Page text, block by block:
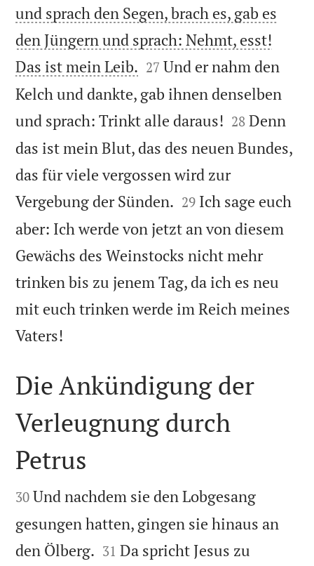
und sprach den Segen, brach es, gab es
den Jüngern und sprach: Nehmt, esst!
Das ist mein Leib. 

27 Und er nahm den
Kelch und dankte, gab ihnen denselben
und sprach: Trinkt alle daraus! 

28 Denn
das ist mein Blut, das des neuen Bundes,
das für viele vergossen wird zur
Vergebung der Sünden. 

29 Ich sage euch
aber: Ich werde von jetzt an von diesem
Gewächs des Weinstocks nicht mehr
trinken bis zu jenem Tag, da ich es neu
mit euch trinken werde im Reich meines
Vaters!

Die Ankündigung der
Verleugnung durch
Petrus

30 Und nachdem sie den Lobgesang
gesungen hatten, gingen sie hinaus an
den Ölberg. 

31 Da spricht Jesus zu